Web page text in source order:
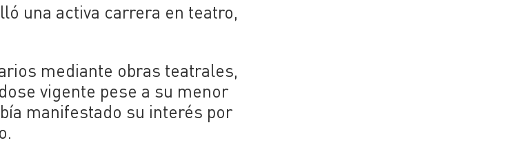
una activa carrera en teatro,
mediante obras teatrales,
vigente pese a su menor
manifestado su interés por